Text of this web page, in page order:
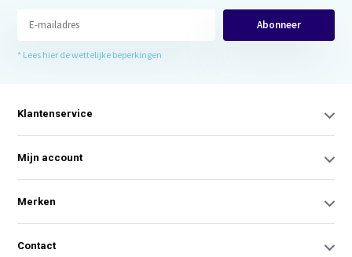
Abonneer
* Lees hier de wettelijke beperkingen
Klantenservice
Mijn account
Merken
Contact